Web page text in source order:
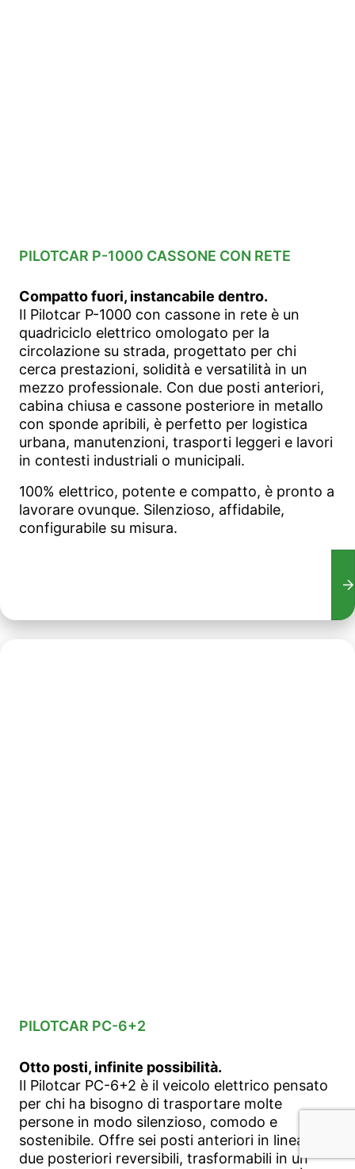
PILOTCAR P-1000 CASSONE CON RETE
Compatto fuori, instancabile dentro.
Il Pilotcar P-1000 con cassone in rete è un
quadriciclo elettrico omologato per la
circolazione su strada, progettato per chi
cerca prestazioni, solidità e versatilità in un
mezzo professionale. Con due posti anteriori,
cabina chiusa e cassone posteriore in metallo
con sponde apribili, è perfetto per logistica
urbana, manutenzioni, trasporti leggeri e lavori
in contesti industriali o municipali.
100% elettrico, potente e compatto, è pronto a
lavorare ovunque. Silenzioso, affidabile,
configurabile su misura.
PILOTCAR PC-6+2
Otto posti, infinite possibilità.
Il Pilotcar PC-6+2 è il veicolo elettrico pensato
per chi ha bisogno di trasportare molte
persone in modo silenzioso, comodo e
sostenibile. Offre sei posti anteriori in linea più
due posteriori reversibili, trasformabili in un